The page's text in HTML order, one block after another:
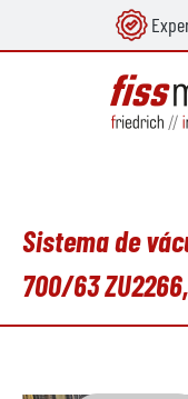
Sistema de
700/63